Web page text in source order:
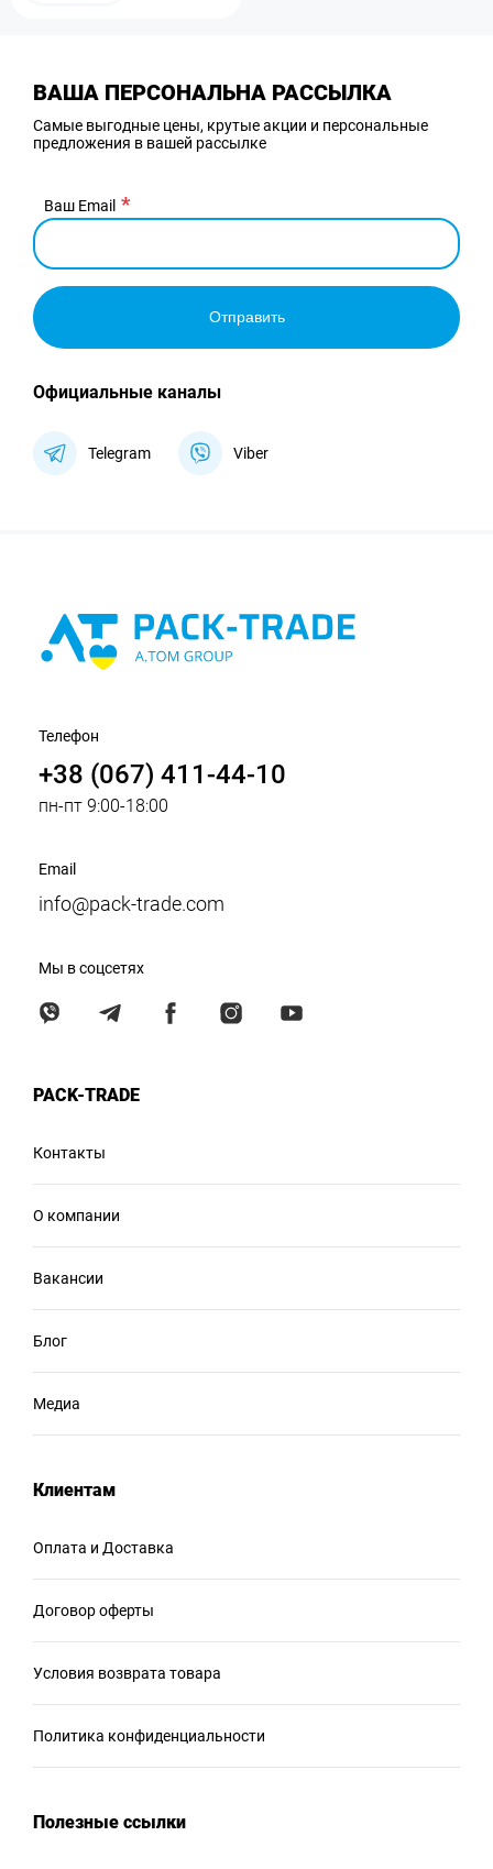
ВАША ПЕРСОНАЛЬНА РАССЫЛКА
Самые выгодные цены, крутые акции и персональные
предложения в вашей рассылке
Ваш Email
Отправить
Официальные каналы
Telegram Viber
Телефон
+38 (067) 411-44-10
пн-пт 9:00-18:00
Email
info@pack-trade.com
Мы в соцсетях
PACK-TRADE
Контакты
О компании
Вакансии
Блог
Медиа
Клиентам
Оплата и Доставка
Договор оферты
Условия возврата товара
Политика конфиденциальности
Полезные ссылки